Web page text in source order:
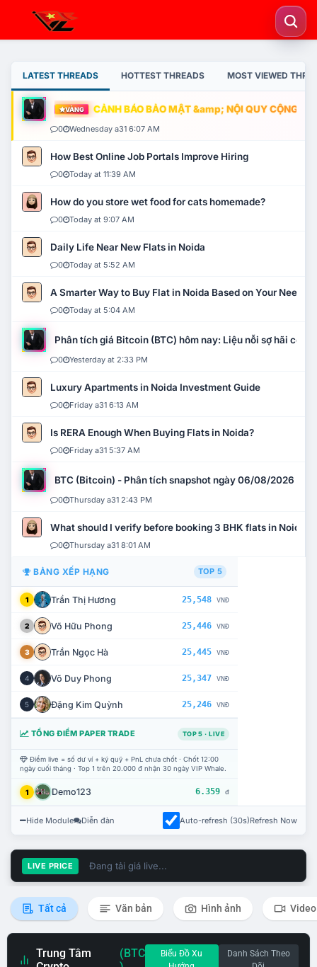
LATEST THREADS HOTTEST THREADS MOST VIEWED
VÀNG CẢNH BÁO BẢO MẬT &amp; NỘI QUY CỘNG
0 Wednesday a31 6:07 AM
How Best Online Job Portals Improve Hiring
0 Today at 11:39 AM
How do you store wet food for cats homemade?
0 Today at 9:07 AM
Daily Life Near New Flats in Noida
0 Today at 5:52 AM
A Smarter Way to Buy Flat in Noida Based on Your Needs
0 Today at 5:04 AM
Phân tích giá Bitcoin (BTC) hôm nay: Liệu nỗi sợ hãi có
0 Yesterday at 2:33 PM
Luxury Apartments in Noida Investment Guide
0 Friday a31 6:13 AM
Is RERA Enough When Buying Flats in Noida?
0 Friday a31 5:37 AM
BTC (Bitcoin) - Phân tích snapshot ngày 06/08/2026
0 Thursday a31 2:43 PM
What should I verify before booking 3 BHK flats in Noida?
0 Thursday a31 8:01 AM
BẢNG XẾP HẠNG TOP 5
1 Trần Thị Hương 25,548 VNĐ
2 Võ Hữu Phong 25,446 VNĐ
3 Trần Ngọc Hà 25,445 VNĐ
4 Võ Duy Phong 25,347 VNĐ
5 Đặng Kim Quỳnh 25,246 VNĐ
TỔNG ĐIỂM PAPER TRADE TOP 5 · LIVE
Điểm live = số dư ví + ký quỹ + PnL chưa chốt · Chốt 12:00
ngày cuối tháng · Top 1 trên 20.000 đ nhận 30 ngày VIP Whale.
1 Demo123 6.359 đ
Hide Module Diễn đàn Auto-refresh (30s)Refresh Now
LIVE PRICE Đang tải giá live...
Tất cả Văn bản Hình ảnh Video
Trung Tâm
(BTC
Biểu Đồ Xu
Danh Sách Theo